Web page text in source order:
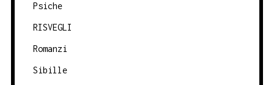
Psiche
RISVEGLI
Romanzi
Sibille